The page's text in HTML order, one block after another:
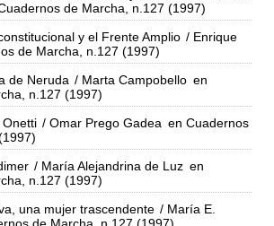
de Marcha, n.127 (1997)
y el Frente Amplio / Enrique
de Marcha, n.127 (1997)
de Neruda / Marta Campobello en
n.127 (1997)
/ Omar Prego Gadea en Cuadernos
/ María Alejandrina de Luz en
n.127 (1997)
una mujer trascendente / María E.
de Marcha, n.127 (1997)